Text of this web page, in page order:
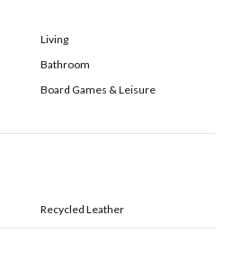
Living
Bathroom
Board Games & Leisure
Recycled Leather